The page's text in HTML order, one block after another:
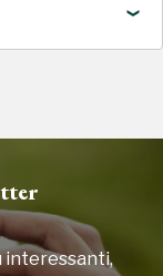
interessanti,